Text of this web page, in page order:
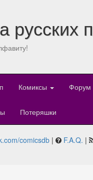
русских
Комиксы Форум
Потеряшки
comicsdb | F.A.Q. |